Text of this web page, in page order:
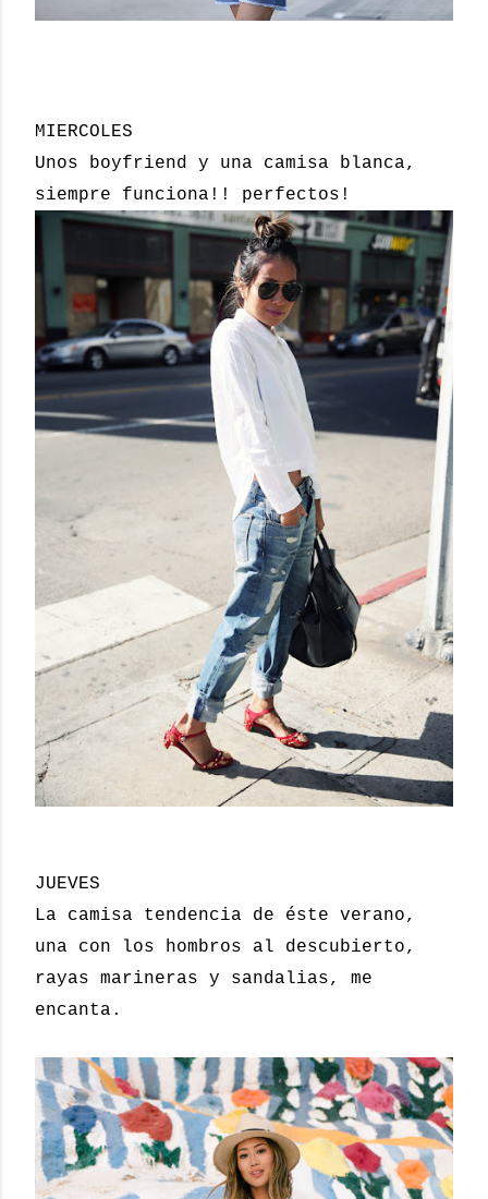
MIERCOLES
Unos boyfriend y una camisa blanca,
siempre funciona!! perfectos!
JUEVES
La camisa tendencia de éste verano,
una con los hombros al descubierto,
rayas marineras y sandalias, me
encanta.